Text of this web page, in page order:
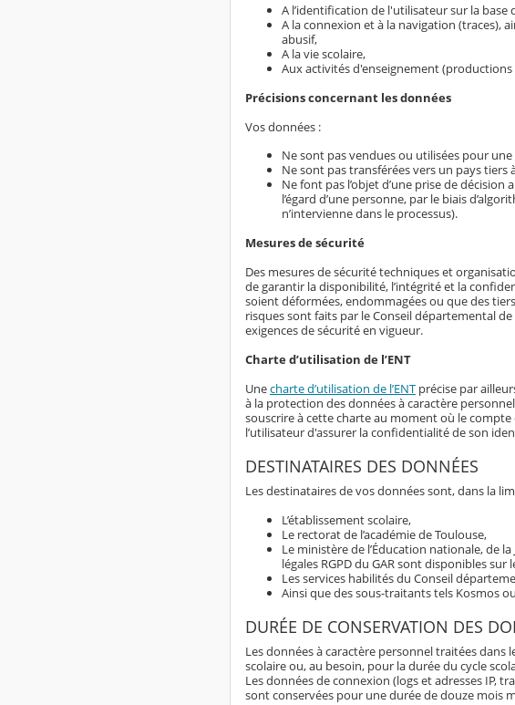
A l’identification de l'utilisateur sur la base
A la connexion et à la navigation (traces),
abusif,
A la vie scolaire,
Aux activités d'enseignement (productions
Précisions concernant les données
Vos données :
Ne sont pas vendues ou utilisées pour
Ne sont pas transférées vers un pays
Ne font pas l’objet d’une prise de
l’égard d’une personne, par le biais
n’intervienne dans le processus).
Mesures de sécurité
Des mesures de sécurité techniques et
de garantir la disponibilité, l’intégrité et la
soient déformées, endommagées ou que des
risques sont faits par le Conseil départemental
exigences de sécurité en vigueur.
Charte d’utilisation de l’ENT
Unecharte d’utilisation de l’ENT précise par
à la protection des données à caractère
souscrire à cette charte au moment où le
l’utilisateur d'assurer la confidentialité de son
DESTINATAIRES DES DONNÉES
Les destinataires de vos données sont, dans la
L’établissement scolaire,
Le rectorat de l’académie de Toulouse,
Le ministère de l’Éducation nationale, de
légales RGPD du GAR sont disponibles sur
Les services habilités du Conseil
Ainsi que des sous-traitants tels Kosmos
DURÉE DE CONSERVATION DES
Les données à caractère personnel traitées dans
scolaire ou, au besoin, pour la durée du cycle
Les données de connexion (logs et adresses IP,
sont conservées pour une durée de douze mois